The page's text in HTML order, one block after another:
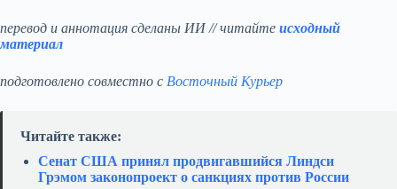
перевод и аннотация сделаны ИИ // читайте исходный
материал
подготовлено совместно с Восточный Курьер
Читайте также:
Сенат США принял продвигавшийся Линдси
Грэмом законопроект о санкциях против России